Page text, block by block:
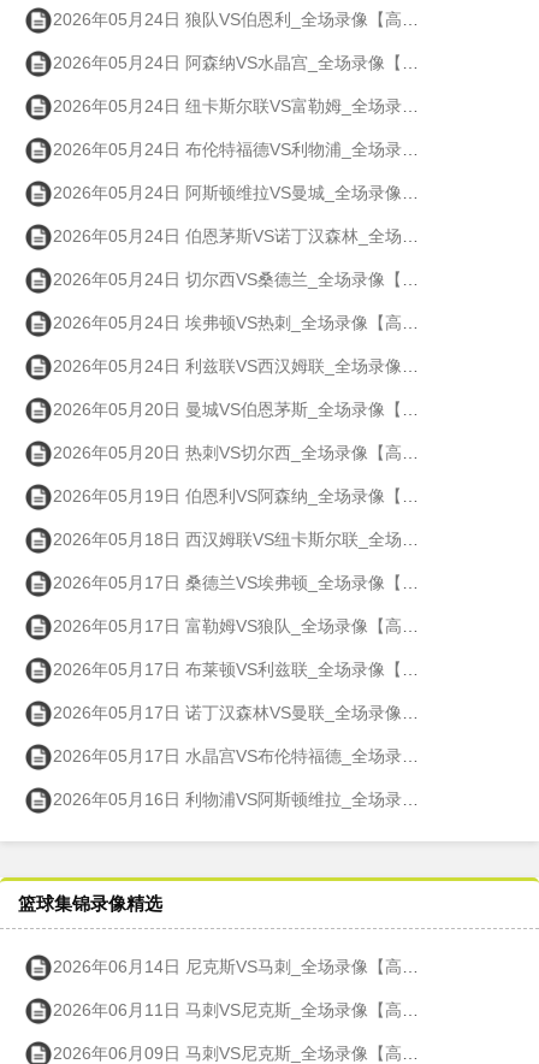
2026年05月24日 狼队VS伯恩利_全场录像【高清回放】
2026年05月24日 阿森纳VS水晶宫_全场录像【高清回放】
2026年05月24日 纽卡斯尔联VS富勒姆_全场录像【高清回放】
2026年05月24日 布伦特福德VS利物浦_全场录像【高清回放】
2026年05月24日 阿斯顿维拉VS曼城_全场录像【高清回放】
2026年05月24日 伯恩茅斯VS诺丁汉森林_全场录像【高清回放】
2026年05月24日 切尔西VS桑德兰_全场录像【高清回放】
2026年05月24日 埃弗顿VS热刺_全场录像【高清回放】
2026年05月24日 利兹联VS西汉姆联_全场录像【高清回放】
2026年05月20日 曼城VS伯恩茅斯_全场录像【高清回放】
2026年05月20日 热刺VS切尔西_全场录像【高清回放】
2026年05月19日 伯恩利VS阿森纳_全场录像【高清回放】
2026年05月18日 西汉姆联VS纽卡斯尔联_全场录像【高清回放】
2026年05月17日 桑德兰VS埃弗顿_全场录像【高清回放】
2026年05月17日 富勒姆VS狼队_全场录像【高清回放】
2026年05月17日 布莱顿VS利兹联_全场录像【高清回放】
2026年05月17日 诺丁汉森林VS曼联_全场录像【高清回放】
2026年05月17日 水晶宫VS布伦特福德_全场录像【高清回放】
2026年05月16日 利物浦VS阿斯顿维拉_全场录像【高清回放】
篮球集锦录像精选
2026年06月14日 尼克斯VS马刺_全场录像【高清回放】
2026年06月11日 马刺VS尼克斯_全场录像【高清回放】
2026年06月09日 马刺VS尼克斯_全场录像【高清回放】